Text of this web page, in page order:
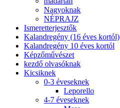
Nagyoknak
NÉPRAJZ
Ismeretterjesztők
Kalandregény (16 éves kortól)
Kalandregény 10 éves kortól
Képzőművészet
kezdő olvasóknak
Kicsiknek
0-3 éveseknek
Leporello
4-7 éveseknek